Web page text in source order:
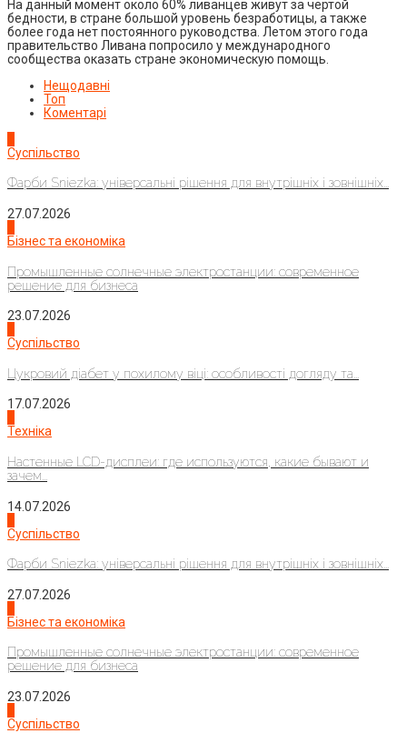
На данный момент около 60% ливанцев живут за чертой
бедности, в стране большой уровень безработицы, а также
более года нет постоянного руководства. Летом этого года
правительство Ливана попросило у международного
сообщества оказать стране экономическую помощь.
Нещодавні
Топ
Коментарі
Суспільство
Фарби Sniezka: універсальні рішення для внутрішніх і зовнішніх...
27.07.2026
Бізнес та економіка
Промышленные солнечные электростанции: современное
решение для бизнеса
23.07.2026
Суспільство
Цукровий діабет у похилому віці: особливості догляду та...
17.07.2026
Техніка
Настенные LCD-дисплеи: где используются, какие бывают и
зачем...
14.07.2026
Суспільство
Фарби Sniezka: універсальні рішення для внутрішніх і зовнішніх...
27.07.2026
Бізнес та економіка
Промышленные солнечные электростанции: современное
решение для бизнеса
23.07.2026
Суспільство